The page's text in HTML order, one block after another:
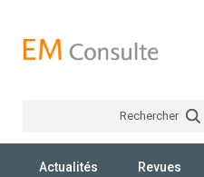
Rechercher
Actualités Revues